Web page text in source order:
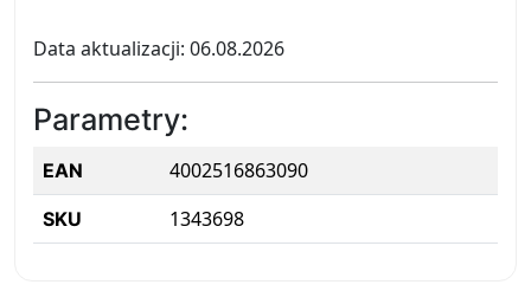
Data aktualizacji: 06.08.2026
Parametry:
EAN 4002516863090
SKU 1343698